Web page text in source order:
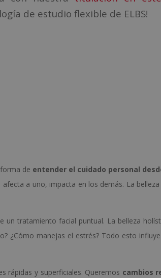
de estudio flexible de ELBS!
de entender el cuidado personal
a uno, impacta en los demás. La
un tratamiento facial puntual. La belleza
¿Cómo manejas el estrés? Todo esto
rápidas y superficiales. Queremos cambios